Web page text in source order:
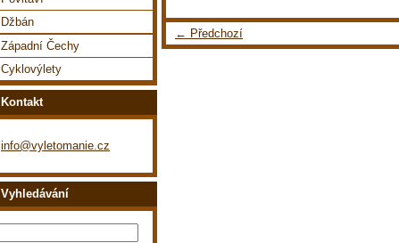
← Předchozí
Džbán
Západní Čechy
Cyklovýlety
Kontakt
info@vyletomanie.cz
Vyhledávání